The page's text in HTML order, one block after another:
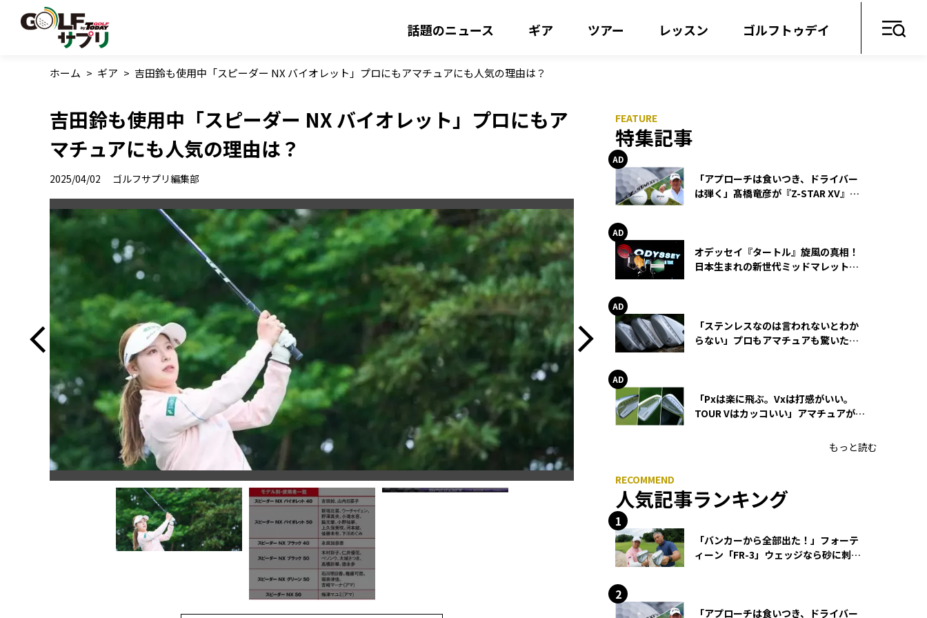
話題のニュース ギア ツアー レッスン ゴルフトゥデイ
ホーム > ギア > 吉田鈴も使用中「スピーダー NX バイオレット」プロにもアマチュアにも人気の理由は？
吉田鈴も使用中「スピーダー NX バイオレット」プロにもア
マチュアにも人気の理由は？
2025/04/02 ゴルフサプリ編集部
特集記事
「アプローチは食いつき、ドライバー
は弾く」髙橋竜彦が『Z-STAR XV』を
オデッセイ『タートル』旋風の真相！
日本生まれの新世代ミッドマレットが
「ステンレスなのは言われないとわか
らない」プロもアマチュアも驚いた
「Pxは楽に飛ぶ。Vxは打感がいい。
TOUR Vはカッコいい」アマチュアが選
もっと読む
人気記事ランキング
「バンカーから全部出た！」フォーテ
ィーン「FR-3」ウェッジなら砂に刺さ
「アプローチは食いつき、ドライバー